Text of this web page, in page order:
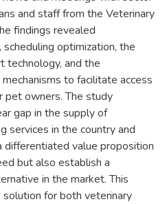
and staff from the Veterinary
findings revealed
optimization, the
and the
to facilitate access
pet owners. The study
gap in the supply of
services in the country and
value proposition
but also establish a
in the market. This
for both veterinary